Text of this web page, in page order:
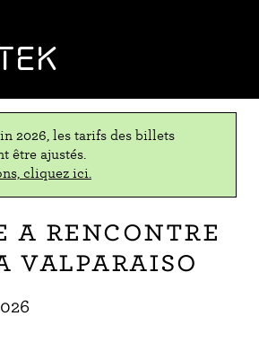
2026, les tarifs des billets
être ajustés.
cliquez ici.
A Rencontre
Valparaiso